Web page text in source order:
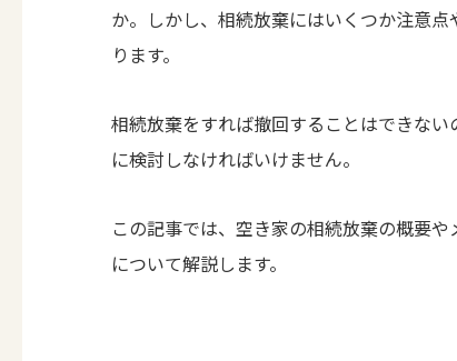
か。しかし、相続放棄にはいくつか注意
ります。
相続放棄をすれば撤回することはできな
に検討しなければいけません。
この記事では、空き家の相続放棄の概要
について解説します。